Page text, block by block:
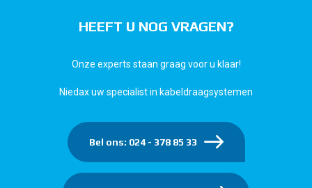
HEEFT U NOG VRAGEN?
Onze experts staan graag voor u klaar!
Niedax uw specialist in kabeldraagsystemen
Bel ons: 024 - 378 85 33